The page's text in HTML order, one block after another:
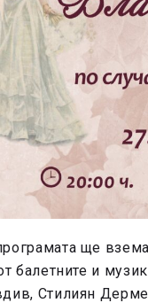
ще
балетните и
Стилиян